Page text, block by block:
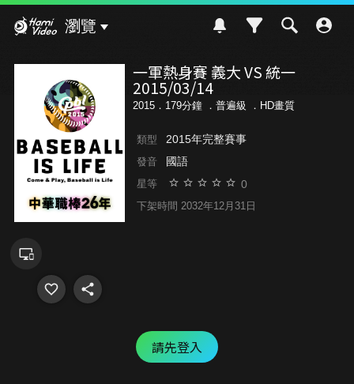
瀏覽
一軍熱身賽 義大 VS 統一
2015/03/14
2015．179分鐘 ． 普遍級 ．HD畫質
類型 2015年完整賽事
發音 國語
星等 0
下架時間 2032年12月31日
請先登入